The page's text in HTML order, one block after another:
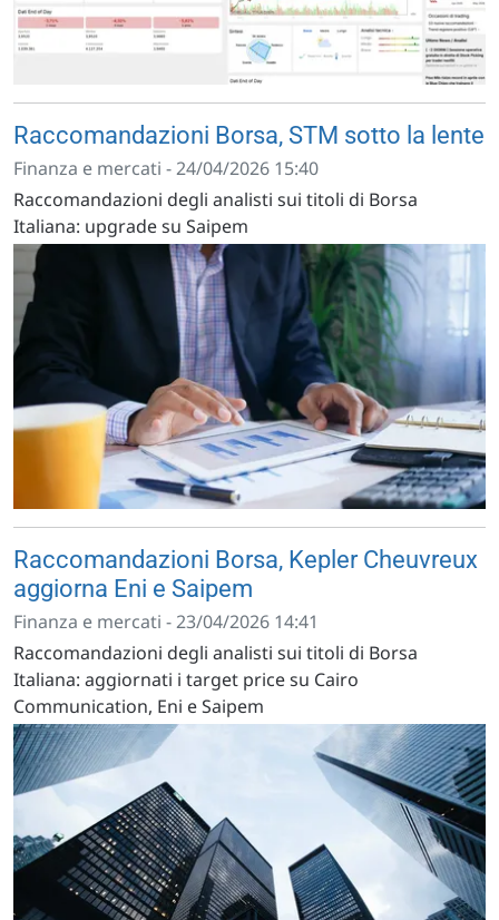
Raccomandazioni Borsa, STM sotto la lente
Finanza e mercati - 24/04/2026 15:40
Raccomandazioni degli analisti sui titoli di Borsa
Italiana: upgrade su Saipem
Raccomandazioni Borsa, Kepler Cheuvreux
aggiorna Eni e Saipem
Finanza e mercati - 23/04/2026 14:41
Raccomandazioni degli analisti sui titoli di Borsa
Italiana: aggiornati i target price su Cairo
Communication, Eni e Saipem